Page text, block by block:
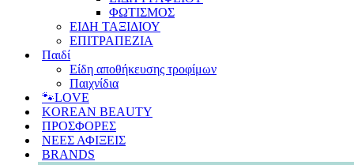
ΦΩΤΙΣΜΟΣ
ΕΙΔΗ ΤΑΞΙΔΙΟΥ
ΕΠΙΤΡΑΠΕΖΙΑ
Παιδί
Είδη αποθήκευσης τροφίμων
Παιχνίδια
🐾LOVE
KOREAN BEAUTY
ΠΡΟΣΦΟΡΕΣ
ΝΕΕΣ ΑΦΙΞΕΙΣ
BRANDS